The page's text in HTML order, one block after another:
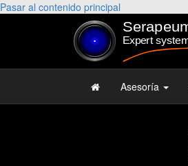
Pasar al contenido principal
Asesoría